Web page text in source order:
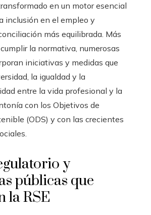
en un motor esencial
inclusión en el empleo y
más equilibrada. Más
la normativa, numerosas
iniciativas y medidas que
la igualdad y la
entre la vida profesional y la
con los Objetivos de
(ODS) y con las crecientes
y
públicas que
la RSE